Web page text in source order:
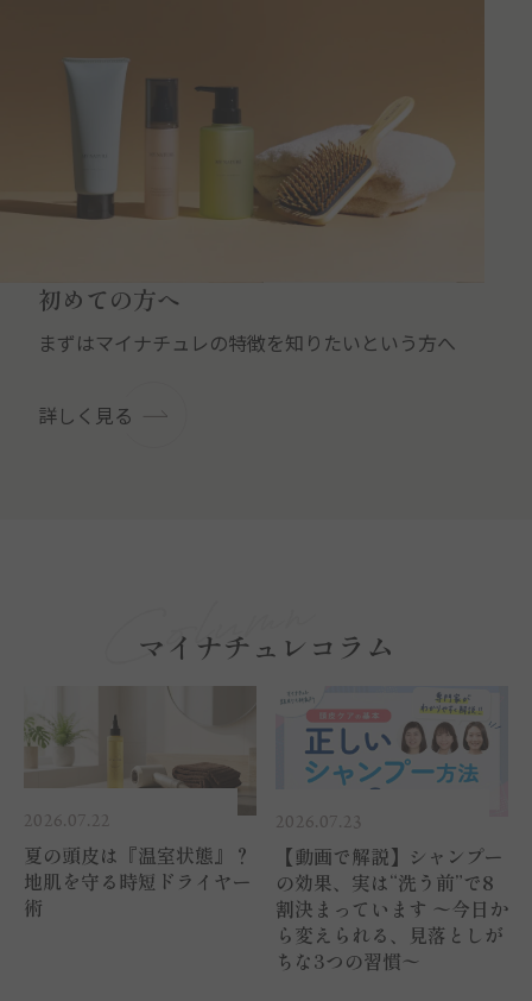
初めての方へ
まずはマイナチュレの特徴を知りたいという方へ
詳しく見る
マイナチュレコラム
2026.07.22
夏の頭皮は『温室状態』？
地肌を守る時短ドライヤー
術
2026.07.23
【動画で解説】シャンプー
の効果、実は“洗う前”で8
割決まっています 〜今日か
ら変えられる、見落としが
ちな3つの習慣〜